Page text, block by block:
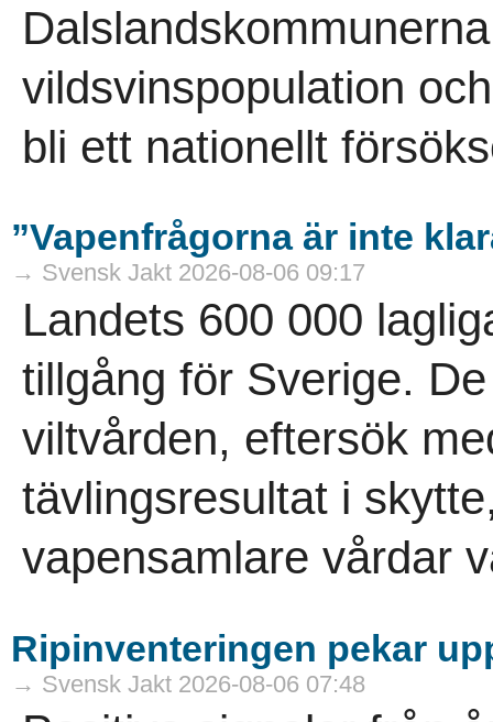
vildsvinspopulation
bli ett nationellt
”Vapenfrågorna är inte
→ Svensk Jakt 2026-08-06 09:17
Landets 600 000
tillgång för Sverige.
viltvården, eftersök
tävlingsresultat i
vapensamlare vårdar
Ripinventeringen pekar
→ Svensk Jakt 2026-08-06 07:48